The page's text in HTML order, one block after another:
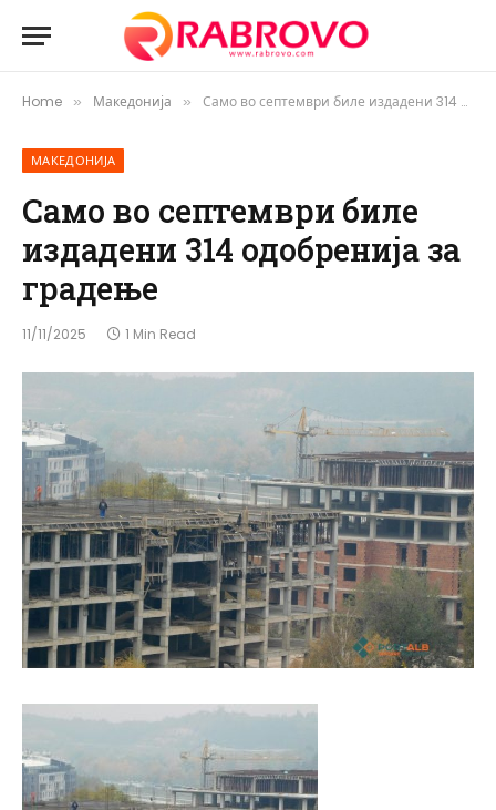
Home » Македонија » Само во септември биле издадени 314 одобренија за градење
МАКЕДОНИЈА
Само во септември биле
издадени 314 одобренија за
градење
11/11/2025 1 Min Read